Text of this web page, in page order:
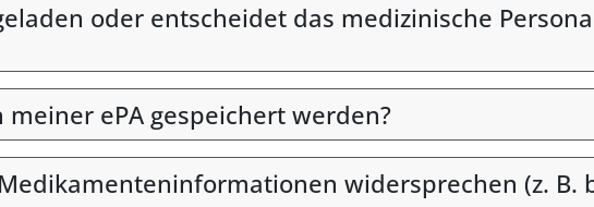
oder entscheidet das medizinische
ePA gespeichert werden?
widersprechen (z. B.